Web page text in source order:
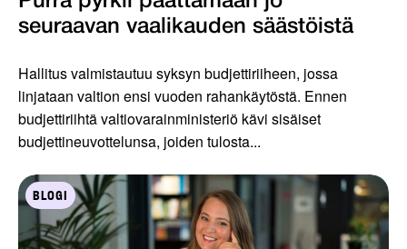
seuraavan vaalikauden säästöistä
Hallitus valmistautuu syksyn budjettiriiheen, jossa
linjataan valtion ensi vuoden rahankäytöstä. Ennen
budjettiriihtä valtiovarainministeriö kävi sisäiset
budjettineuvottelunsa, joiden tulosta...
BLOGI